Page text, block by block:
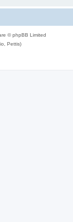
© phpBB Limited
Pettis)